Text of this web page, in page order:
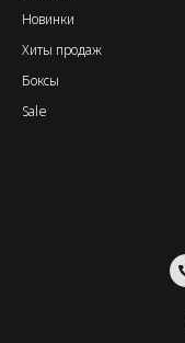
Новинки
Хиты продаж
Боксы
Sale